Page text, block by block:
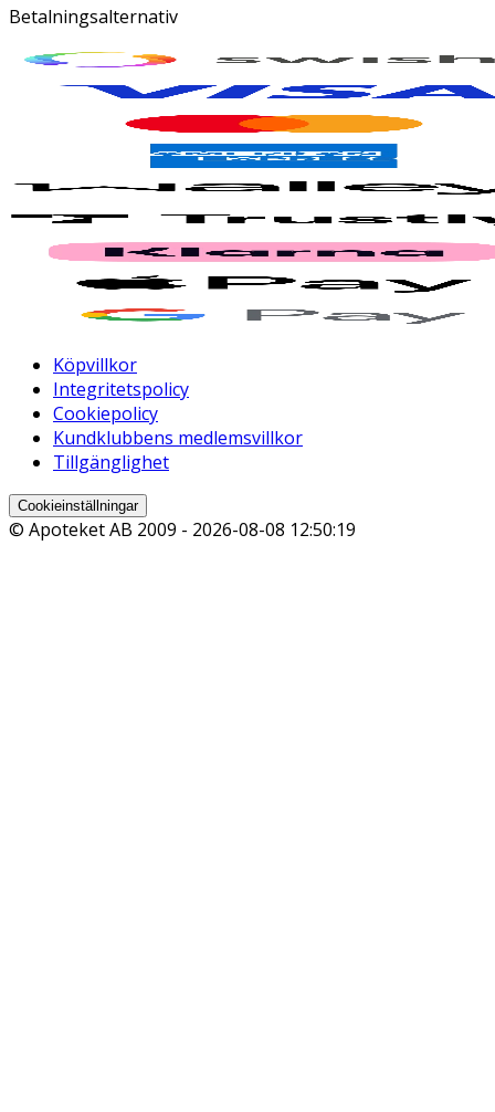
Betalningsalternativ
Köpvillkor
Integritetspolicy
Cookiepolicy
Kundklubbens medlemsvillkor
Tillgänglighet
Cookieinställningar
© Apoteket AB 2009 - 2026-08-08 12:50:19